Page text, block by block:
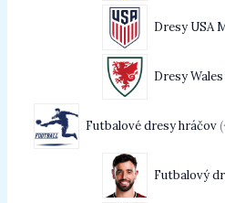
Dresy USA
Dresy
Futbalové dresy hráčov
Futbalový